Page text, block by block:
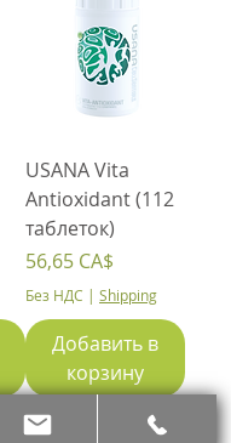
USANA Vita
Antioxidant (112
таблеток)
Цена
56,65 CA$
Без НДС | Shipping
Добавить в
корзину